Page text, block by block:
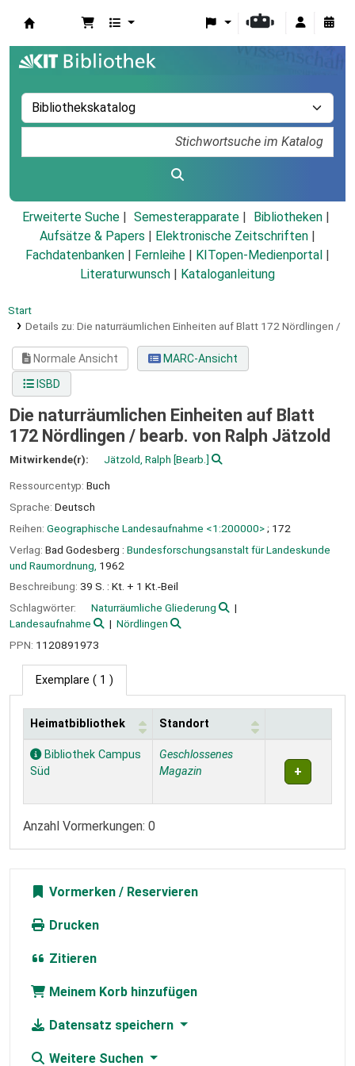
Erweiterte Suche Semesterapparate
Bibliotheken
Aufsätze & Papers
Elektronische Zeitschriften
Fachdatenbanken
Fernleihe KITopen-Medienportal
Literaturwunsch
Kataloganleitung
Start
Details zu: Die naturräumlichen Einheiten auf Blatt 172 Nördlingen /
Normale Ansicht
MARC-Ansicht
ISBD
Die naturräumlichen Einheiten auf Blatt
172 Nördlingen / bearb. von Ralph Jätzold
Mitwirkende(r): Jätzold, Ralph [Bearb.]
Ressourcentyp: Buch
Sprache: Deutsch
Reihen: Geographische Landesaufnahme <1:200000>; 172
Verlag: Bad Godesberg : Bundesforschungsanstalt für Landeskunde
und Raumordnung, 1962
Beschreibung: 39 S. : Kt. + 1 Kt.-Beil
Schlagwörter:
Naturräumliche Gliederung
Landesaufnahme
Nördlingen
PPN: 1120891973
Exemplare ( 1 )
Exemplare
Heimatbibliothek Standort
Bibliothek Campus
Süd
Geschlossenes
Magazin
Anzahl Vormerkungen: 0
Vormerken
Drucken
Zitieren
Meinem Korb hinzufügen
Datensatz speichern
Weitere Suchen